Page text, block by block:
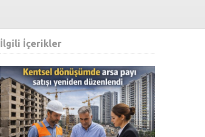
İlgili İçerikler